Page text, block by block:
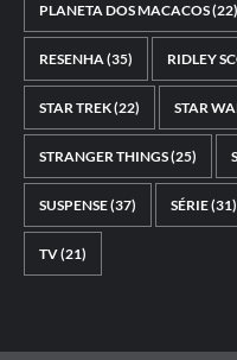
PLANETA DOS MACACOS(22)
RESENHA(35) RIDLEY
STAR TREK(22) STAR
STRANGER THINGS(25)
SUSPENSE(37) SÉRIE(31)
TV(21)